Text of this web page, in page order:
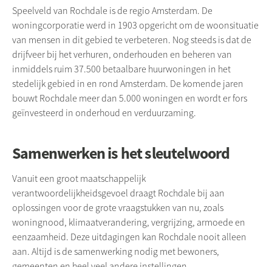
Speelveld van Rochdale is de regio Amsterdam. De
woningcorporatie werd in 1903 opgericht om de woonsituatie
van mensen in dit gebied te verbeteren. Nog steeds is dat de
drijfveer bij het verhuren, onderhouden en beheren van
inmiddels ruim 37.500 betaalbare huurwoningen in het
stedelijk gebied in en rond Amsterdam. De komende jaren
bouwt Rochdale meer dan 5.000 woningen en wordt er fors
geïnvesteerd in onderhoud en verduurzaming.
Samenwerken is het sleutelwoord
Vanuit een groot maatschappelijk
verantwoordelijkheidsgevoel draagt Rochdale bij aan
oplossingen voor de grote vraagstukken van nu, zoals
woningnood, klimaatverandering, vergrijzing, armoede en
eenzaamheid. Deze uitdagingen kan Rochdale nooit alleen
aan. Altijd is de samenwerking nodig met bewoners,